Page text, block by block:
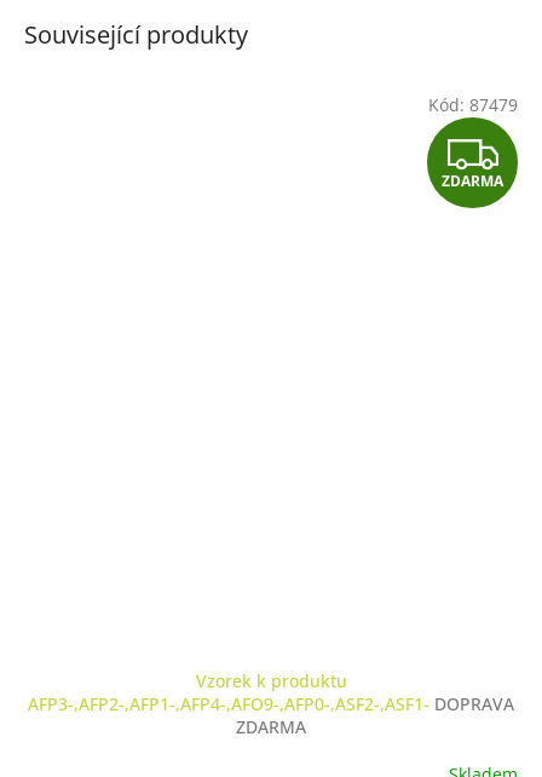
Související produkty
Z
D
ZDARMA
Vzorek k produktu
AFP3-,AFP2-,AFP1-,AFP4-,AFO9-,AFP0-,ASF2-,ASF1- DOPRAVA
ZDARMA
Kód: 87479